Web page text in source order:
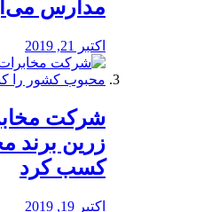
مدارس
اکتبر 21, 2019
شرکت
زرین برند
کسب کرد
اکتبر 19, 2019